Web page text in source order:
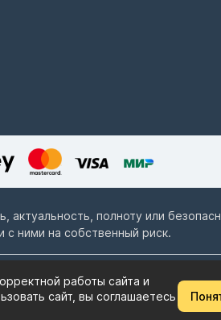
актуальность, полноту или
с ними на собственный риск.
соглашениеПолитика
работы сайта и
сайт, вы соглашаетесь